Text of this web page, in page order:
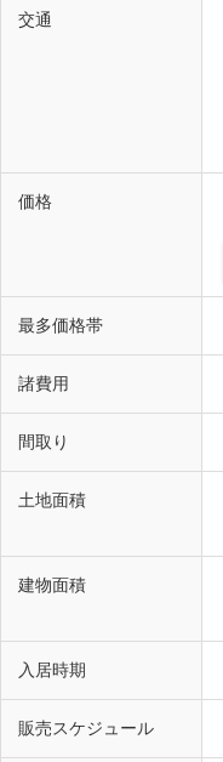
交通
価格
最多価格帯
諸費用
間取り
土地面積
建物面積
入居時期
販売スケジュール